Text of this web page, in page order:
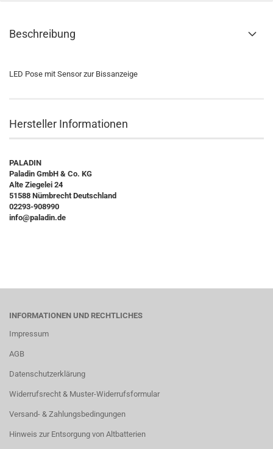
Beschreibung
LED Pose mit Sensor zur Bissanzeige
Hersteller Informationen
PALADIN
Paladin GmbH & Co. KG
Alte Ziegelei 24
51588 Nümbrecht Deutschland
02293-908990
info@paladin.de
INFORMATIONEN UND RECHTLICHES
Impressum
AGB
Datenschutzerklärung
Widerrufsrecht & Muster-Widerrufsformular
Versand- & Zahlungsbedingungen
Hinweis zur Entsorgung von Altbatterien